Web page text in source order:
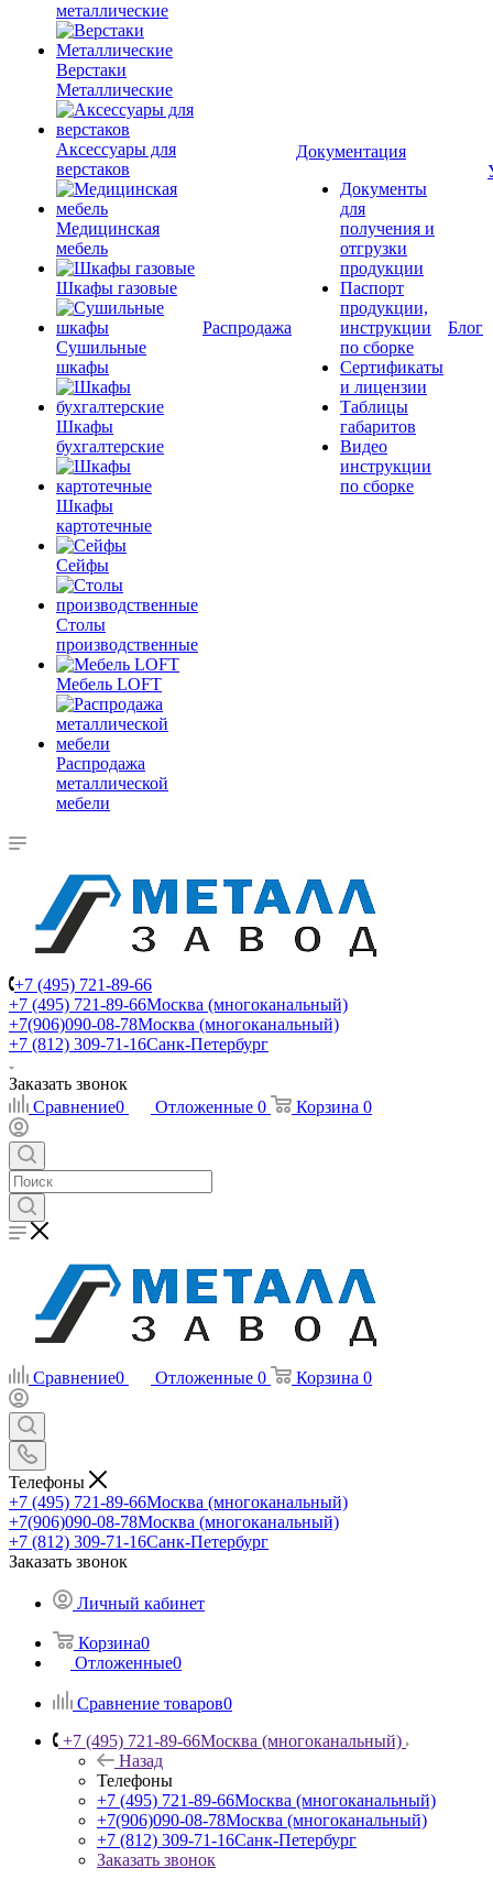
металлические
Верстаки
Металлические
Аксессуары для
верстаков
Медицинская
мебель
Шкафы газовые
Сушильные
шкафы
Шкафы
бухгалтерские
Шкафы
картотечные
Сейфы
Столы
производственные
Мебель LOFT
Распродажа
металлической
мебели
Распродажа
Документация
Документы
для
получения и
отгрузки
продукции
Паспорт
продукции,
инструкции
по сборке
Сертификаты
и лицензии
Таблицы
габаритов
Видео
инструкции
по сборке
Блог
+7 (495) 721-89-66
+7 (495) 721-89-66Москва (многоканальный)
+7(906)090-08-78Москва (многоканальный)
+7 (812) 309-71-16Санк-Петербург
Заказать звонок
Сравнение0 Отложенные 0 Корзина 0
Сравнение0 Отложенные 0 Корзина 0
Телефоны
+7 (495) 721-89-66Москва (многоканальный)
+7(906)090-08-78Москва (многоканальный)
+7 (812) 309-71-16Санк-Петербург
Заказать звонок
Личный кабинет
Корзина0
Отложенные0
Сравнение товаров0
+7 (495) 721-89-66Москва (многоканальный)
Назад
Телефоны
+7 (495) 721-89-66Москва (многоканальный)
+7(906)090-08-78Москва (многоканальный)
+7 (812) 309-71-16Санк-Петербург
Заказать звонок